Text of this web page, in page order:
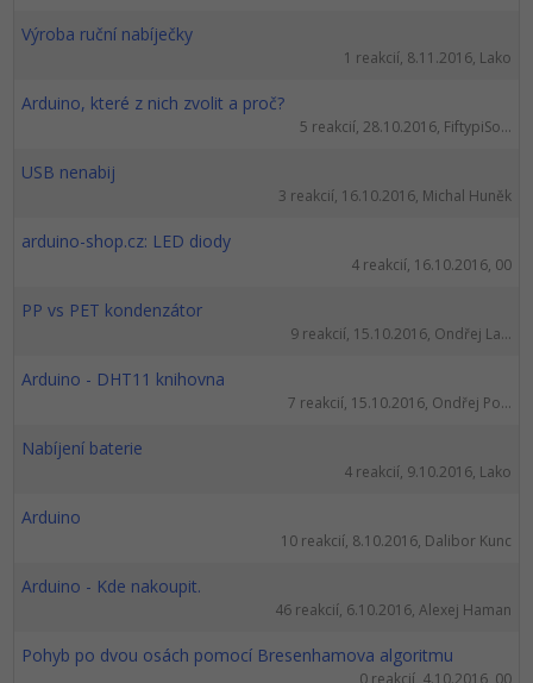
Výroba ruční nabíječky
1 reakcií, 8.11.2016, Lako
Arduino, které z nich zvolit a proč?
5 reakcií, 28.10.2016, FiftypiSo...
USB nenabij
3 reakcií, 16.10.2016, Michal Huněk
arduino-shop.cz: LED diody
4 reakcií, 16.10.2016, 00
PP vs PET kondenzátor
9 reakcií, 15.10.2016, Ondřej La...
Arduino - DHT11 knihovna
7 reakcií, 15.10.2016, Ondřej Po...
Nabíjení baterie
4 reakcií, 9.10.2016, Lako
Arduino
10 reakcií, 8.10.2016, Dalibor Kunc
Arduino - Kde nakoupit.
46 reakcií, 6.10.2016, Alexej Haman
Pohyb po dvou osách pomocí Bresenhamova algoritmu
0 reakcií, 4.10.2016, 00